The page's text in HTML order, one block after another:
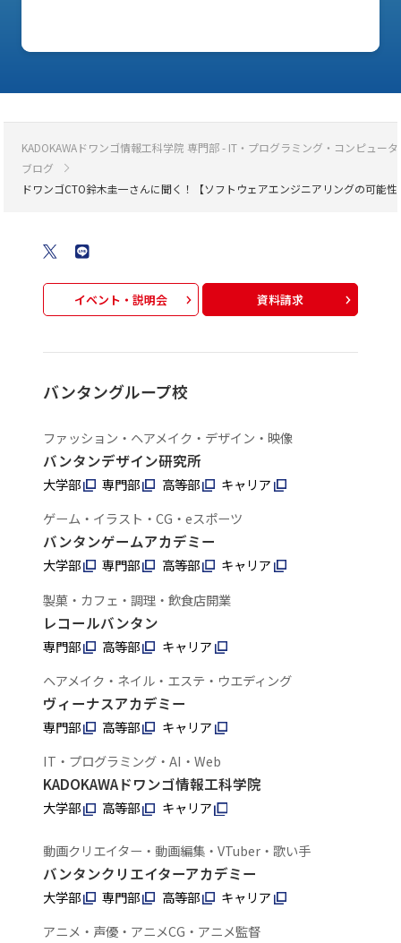
KADOKAWAドワンゴ情報工科学院 専門部 - IT・プログラミング・コンピュー
ブログ
ドワンゴCTO鈴木圭一さんに聞く！【ソフトウェアエンジニアリングの可能性
イベント・説明会 資料請求
バンタングループ校
ファッション・ヘアメイク・デザイン・映像
バンタンデザイン研究所
大学部 専門部 高等部
キャリア
ゲーム・イラスト・CG・eスポーツ
バンタンゲームアカデミー
大学部 専門部 高等部
キャリア
製菓・カフェ・調理・飲食店開業
レコールバンタン
専門部 高等部
キャリア
ヘアメイク・ネイル・エステ・ウエディング
ヴィーナスアカデミー
専門部 高等部
キャリア
IT・プログラミング・AI・Web
KADOKAWAドワンゴ情報工科学院
大学部 高等部 キャリア
動画クリエイター・動画編集・VTuber・歌い手
バンタンクリエイターアカデミー
大学部 専門部 高等部
キャリア
アニメ・声優・アニメCG・アニメ監督